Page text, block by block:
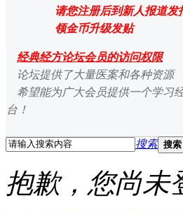
请您注册后到新人报道发
领金币升级发贴
经典经方论坛会员的访问权限
论坛提供了大量医案和各种资源
希望能为广大会员提供一个学习
台！
搜索 搜索
抱歉，您尚未